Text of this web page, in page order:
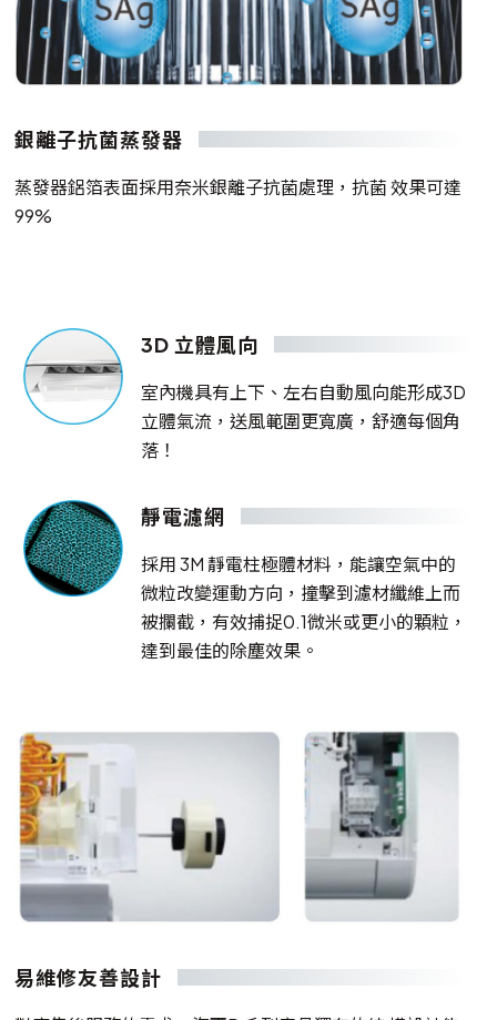
銀離子抗菌蒸發器
蒸發器鋁箔表面採用奈米銀離子抗菌處理，抗菌 效果可達
99%
3D 立體風向
室內機具有上下、左右自動風向能形成3D
立體氣流，送風範圍更寬廣，舒適每個角
落！
靜電濾網
採用 3M 靜電柱極體材料，能讓空氣中的
微粒改變運動方向，撞擊到濾材纖維上而
被攔截，有效捕捉0.1微米或更小的顆粒，
達到最佳的除塵效果。
易維修友善設計